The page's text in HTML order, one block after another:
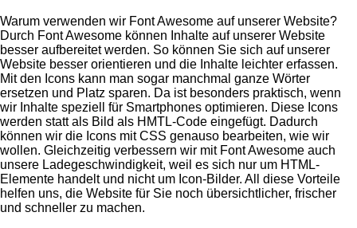
Warum verwenden wir Font Awesome auf unserer Website?
Durch Font Awesome können Inhalte auf unserer Website
besser aufbereitet werden. So können Sie sich auf unserer
Website besser orientieren und die Inhalte leichter erfassen.
Mit den Icons kann man sogar manchmal ganze Wörter
ersetzen und Platz sparen. Da ist besonders praktisch, wenn
wir Inhalte speziell für Smartphones optimieren. Diese Icons
werden statt als Bild als HMTL-Code eingefügt. Dadurch
können wir die Icons mit CSS genauso bearbeiten, wie wir
wollen. Gleichzeitig verbessern wir mit Font Awesome auch
unsere Ladegeschwindigkeit, weil es sich nur um HTML-
Elemente handelt und nicht um Icon-Bilder. All diese Vorteile
helfen uns, die Website für Sie noch übersichtlicher, frischer
und schneller zu machen.